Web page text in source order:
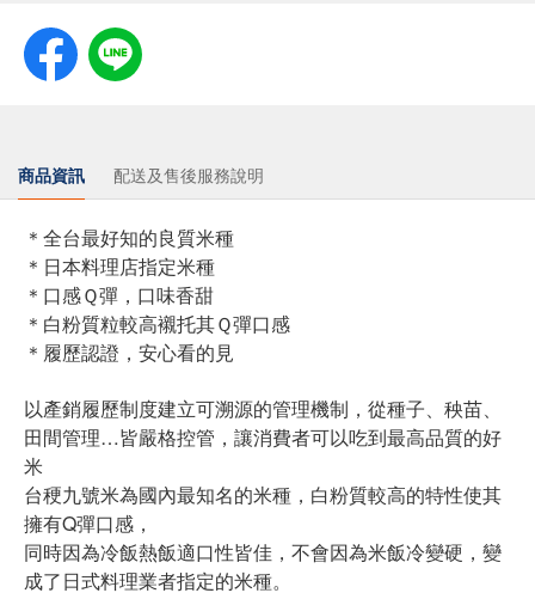
商品資訊 配送及售後服務說明
＊全台最好知的良質米種
＊日本料理店指定米種
＊口感Ｑ彈，口味香甜
＊白粉質粒較高襯托其Ｑ彈口感
＊履歷認證，安心看的見
以產銷履歷制度建立可溯源的管理機制，從種子、秧苗、
田間管理…皆嚴格控管，讓消費者可以吃到最高品質的好
米
台稉九號米為國內最知名的米種，白粉質較高的特性使其
擁有Q彈口感，
同時因為冷飯熱飯適口性皆佳，不會因為米飯冷變硬，變
成了日式料理業者指定的米種。